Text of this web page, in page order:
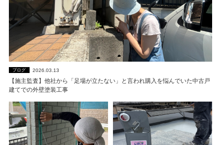
ブログ 2026.03.13
【施主監査】他社から「足場が立たない」と言われ購入を悩んでいた中古戸
建てでの外壁塗装工事